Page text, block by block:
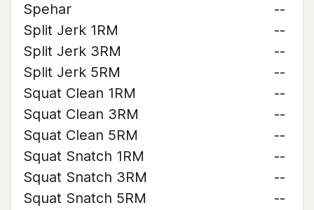
Spehar
--
Split Jerk 1RM
--
Split Jerk 3RM
--
Split Jerk 5RM
--
Squat Clean 1RM
--
Squat Clean 3RM
--
Squat Clean 5RM
--
Squat Snatch 1RM
--
Squat Snatch 3RM
--
Squat Snatch 5RM
--